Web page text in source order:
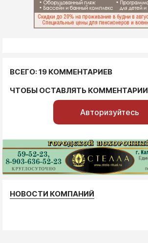
ВСЕГО: 19 КОММЕНТАРИЕВ
ЧТОБЫ ОСТАВЛЯТЬ КОММЕНТАРИИ
Авторизуйтесь
НОВОСТИ КОМПАНИЙ